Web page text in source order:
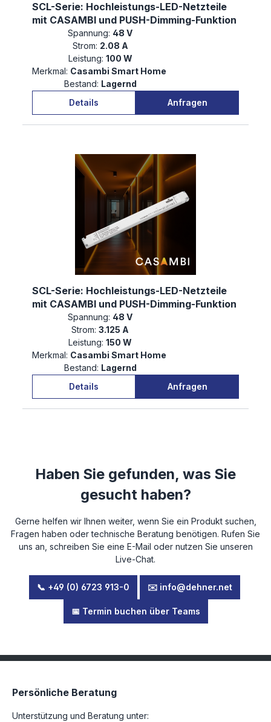
SCL-Serie: Hochleistungs-LED-Netzteile
mit CASAMBI und PUSH-Dimming-Funktion
Spannung: 48 V
Strom: 2.08 A
Leistung: 100 W
Merkmal: Casambi Smart Home
Bestand: Lagernd
Details
Anfragen
SCL-Serie: Hochleistungs-LED-Netzteile
mit CASAMBI und PUSH-Dimming-Funktion
Spannung: 48 V
Strom: 3.125 A
Leistung: 150 W
Merkmal: Casambi Smart Home
Bestand: Lagernd
Details
Anfragen
Haben Sie gefunden, was Sie
gesucht haben?
Gerne helfen wir Ihnen weiter, wenn Sie ein Produkt suchen,
Fragen haben oder technische Beratung benötigen. Rufen Sie
uns an, schreiben Sie eine E-Mail oder nutzen Sie unseren
Live-Chat.
📞 +49 (0) 6723 913-0 ✉️ info@dehner.net
📅 Termin buchen über Teams
Persönliche Beratung
Unterstützung und Beratung unter: